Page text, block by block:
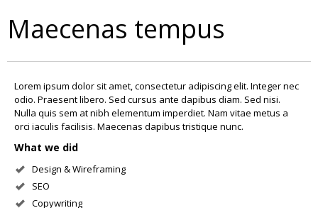
Maecenas tempus
Lorem ipsum dolor sit amet, consectetur adipiscing elit. Integer nec
odio. Praesent libero. Sed cursus ante dapibus diam. Sed nisi.
Nulla quis sem at nibh elementum imperdiet. Nam vitae metus a
orci iaculis facilisis. Maecenas dapibus tristique nunc.
What we did
Design & Wireframing
SEO
Copywriting